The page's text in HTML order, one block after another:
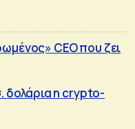
CEO που ζει
δολάρια η crypto-